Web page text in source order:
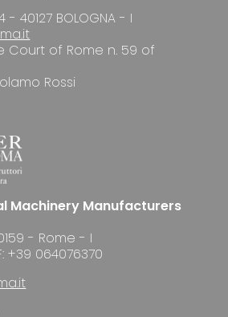
40127 BOLOGNA - I
Court of Rome n. 59 of
Rossi
Machinery Manufacturers
- Rome - I
+39 064076370